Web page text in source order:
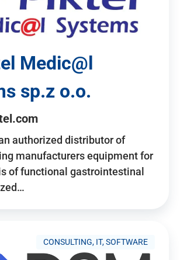
Medic@l
sp.z o.o.
authorized distributor of
manufacturers equipment for
of functional gastrointestinal
CONSULTING, IT, SOFTWARE